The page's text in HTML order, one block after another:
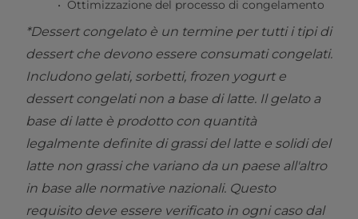
Ottimizzazione del processo di congelamento
*Dessert congelato è un termine per tutti i tipi di
dessert che devono essere consumati congelati.
Includono gelati, sorbetti, frozen yogurt e
dessert congelati non a base di latte. Il gelato a
base di latte è prodotto con quantità
legalmente definite di grassi del latte e solidi del
latte non grassi che variano da un paese all'altro
in base alle normative nazionali. Questo
requisito deve essere verificato in ogni caso dal